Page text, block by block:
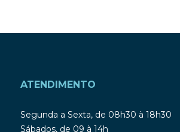
ATENDIMENTO
Segunda a Sexta, de 08h30 à 18h30
Sábados, de 09 à 14h